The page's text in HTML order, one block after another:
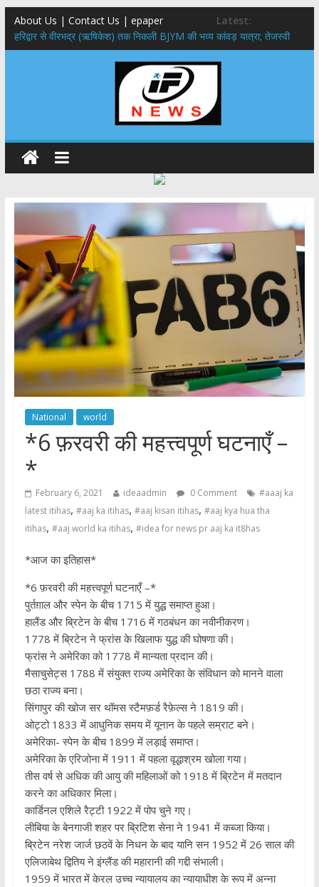
About Us | Contact Us | epaper
Latest:
​हरिद्वार से वीरभद्र (ऋषिकेश) तक निकली BJYM की भव्य कांवड़ यात्रा; तेजस्वी
सूर्या ने की देश व प्रदेशवासियों के कल्याण की कामना
नंदा की चौकी पुल हादसा: PWD के EE, AE और JE निलंबित, सीएम धामी के निर्देश
मुख्यमंत्री ने 9 लाख 87 हजार17 पेंशन लाभार्थियों को कुल 146 करोड़ 32 लाख
राष्ट्रीय हथकरघा दिवस पर मुख्यमंत्री धामी ने उत्कृष्ट बुनकरों और हस्तशिल्प
कारीगरों को किया सम्मानित
​धामी कैबिनेट का बड़ा फैसला: पशुपालकों को 60% तक सब्सिडी, गंगा एक्सप्रेसवे का
हरिद्वार तक होगा विस्तार
National world
*6 फ़रवरी की महत्त्वपूर्ण घटनाएँ –
*
February 6, 2021 ideaadmin 0 Comment
#aaaj ka
latest itihas, #aaj ka itihas, #aaj kisan itihas, #aaj kya hua tha
itihas, #aaj world ka itihas, #idea for news pr aaj ka it8has
*आज का इतिहास*
*6 फ़रवरी की महत्त्वपूर्ण घटनाएँ –*
पुर्तग़ाल और स्पेन के बीच 1715 में युद्ध समाप्त हुआ।
हालैंड और ब्रिटेन के बीच 1716 में गठबंधन का नवीनीकरण।
1778 में ब्रिटेन ने फ्रांस के खिलाफ युद्ध की घोषणा की।
फ्रांस ने अमेरिका को 1778 में मान्यता प्रदान की।
मैसाचुसेट्स 1788 में संयुक्त राज्य अमेरिका के संविधान को मानने वाला
छठा राज्य बना।
सिंगापुर की खोज सर थॉमस स्टैमफ़र्ड रैफ़ेल्स ने 1819 की।
ओट्टो 1833 में आधुनिक समय में यूनान के पहले सम्राट बने।
अमेरिका- स्पेन के बीच 1899 में लड़ाई समाप्त।
अमेरिका के एरिजोना में 1911 में पहला वृद्धाश्रम खोला गया।
तीस वर्ष से अधिक की आयु की महिलाओं को 1918 में ब्रिटेन में मतदान
करने का अधिकार मिला।
कार्डिनल एशिले रैट्टी 1922 में पोप चुने गए।
लीबिया के बेनगाजी शहर पर ब्रिटिश सेना ने 1941 में कब्जा किया।
ब्रिटेन नरेश जार्ज छठवें के निधन के बाद यानि सन 1952 में 26 साल की
एलिजाबेथ द्वितिय ने इंग्लैंड की महारानी की गद्दी संभाली।
1959 में भारत में केरल उच्च न्यायालय का न्यायाधीश के रूप में अन्ना